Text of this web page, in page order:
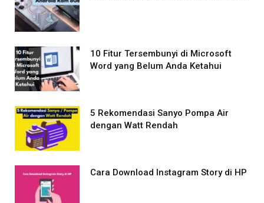
10 Fitur Tersembunyi di Microsoft
Word yang Belum Anda Ketahui
5 Rekomendasi Sanyo Pompa Air
dengan Watt Rendah
Cara Download Instagram Story di HP